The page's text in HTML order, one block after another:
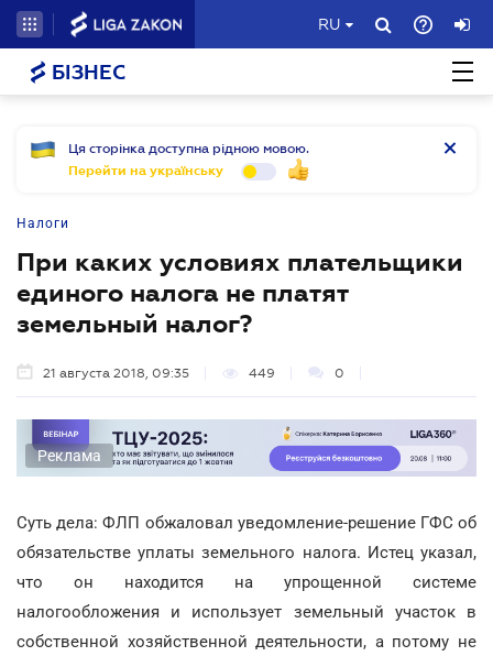
RU
БІЗНЕС
Ця сторінка доступна рідною мовою.
Перейти на українську
Налоги
При каких условиях плательщики
единого налога не платят
земельный налог?
21 августа 2018, 09:35 449 0
Реклама
Суть дела: ФЛП обжаловал уведомление-решение ГФС об
обязательстве уплаты земельного налога. Истец указал,
что он находится на упрощенной системе
налогообложения и использует земельный участок в
собственной хозяйственной деятельности, а потому не